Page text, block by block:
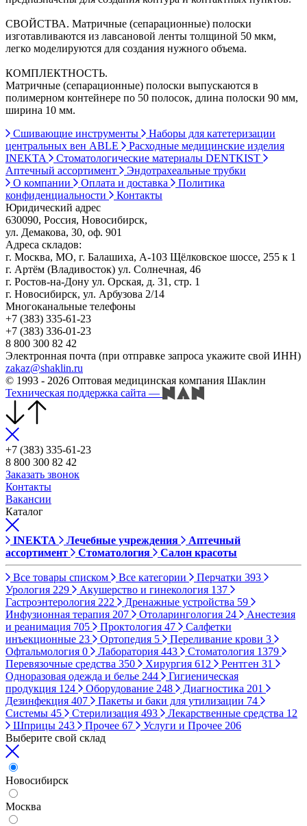
СВОЙСТВА. Матричные (сепарационные) полоски
изготавливаются из лавсановой ленты толщиной 50 мкм,
легко моделируются для создания нужного объема.
КОМПЛЕКТНОСТЬ.
Матричные (сепарационные) полоски выпускаются в
полимерном контейнере по 50 полосок, длина полоски 90 мм,
ширина 10 мм.
Сшивающие инструменты
Наборы для катетеризации
центральных вен ABLE
Расходные медицинские изделия
INEKTA
Стоматологические материалы DENTKIST
Аптечный ассортимент
Эндотрахеальные трубки
О компании
Оплата и доставка
Политика
конфиденциальности
Контакты
Юридический адрес
630090, Россия, Новосибирск,
ул. Демакова, 30, оф. 901
Адреса складов:
г. Москва, МО, г. Балашиха, А-103 Щёлковское шоссе, 255 к 1
г. Артём (Владивосток) ул. Солнечная, 46
г. Ростов-на-Дону ул. Орская, д. 31, стр. 1
г. Новосибирск, ул. Арбузова 2/14
Многоканальные телефоны
+7 (383) 335-61-23
+7 (383) 336-01-23
8 800 300 82 42
Электронная почта (при отправке запроса укажите свой ИНН)
zakaz@shaklin.ru
© 1993 - 2026 Оптовая медицинская компания Шаклин
Техническая поддержка сайта —
+7 (383) 335-61-23
8 800 300 82 42
Заказать звонок
Контакты
Вакансии
Каталог
INEKTA Лечебные учреждения
Аптечный
ассортимент
Стоматология Салон красоты
Все товары списком Все категории Перчатки 393
Урология 229 Акушерство и гинекология 137
Гастроэнтерология 222 Дренажные устройства 59
Инфузионная терапия 207 Отоларингология 24
Анестезия
и реанимация 705 Проктология 47
Салфетки
инъекционные 23 Ортопедия 5 Переливание крови 3
Офтальмология 0 Лаборатория 443 Стоматология 1379
Перевязочные средства 350 Хирургия 612 Рентген 31
Одноразовая одежда и белье 244
Гигиеническая
продукция 124 Оборудование 248 Диагностика 201
Дезинфекция 407 Пакеты и баки для утилизации 74
Системы 45 Стерилизация 493 Лекарственные средства 12
Шприцы 243 Прочее 67 Услуги и Прочее 206
Выберите свой склад
Новосибирск
Москва